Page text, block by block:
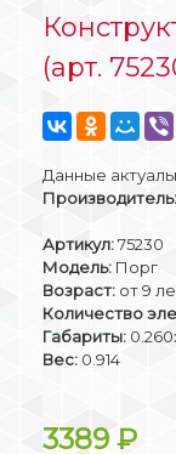
(арт.
Данные
Производитель:
Артикул:75230
Модель: Порг
Возраст: от 9
Количество
Габариты:
Вес: 0.914
3389 ₽